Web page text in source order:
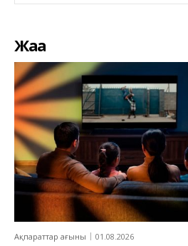
Жаңа
Ақпараттар ағыны 01.08.2026